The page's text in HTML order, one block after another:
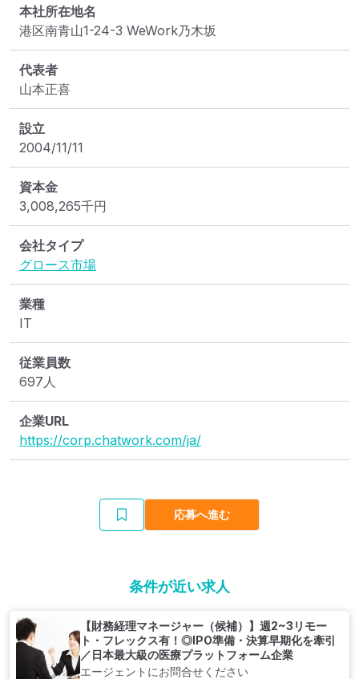
本社所在地名
港区南青山1-24-3 WeWork乃木坂
代表者
山本正喜
設立
2004/11/11
資本金
3,008,265千円
会社タイプ
グロース市場
業種
IT
従業員数
697人
企業URL
https://corp.chatwork.com/ja/
応募へ進む
条件が近い求人
【財務経理マネージャー（候補）】週2~3リモー
ト・フレックス有！◎IPO準備・決算早期化を牽引
／日本最大級の医療プラットフォーム企業
エージェントにお問合せください